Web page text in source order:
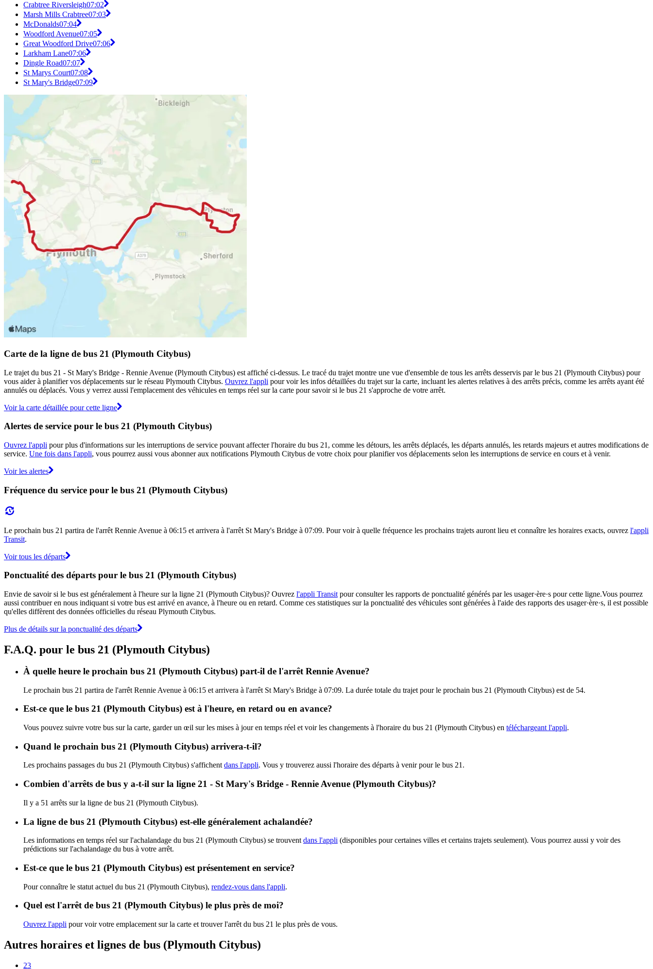
Crabtree Riversleigh07:02
Marsh Mills Crabtree07:03
McDonalds07:04
Woodford Avenue07:05
Great Woodford Drive07:06
Larkham Lane07:06
Dingle Road07:07
St Marys Court07:08
St Mary's Bridge07:09
Carte de la ligne de bus 21 (Plymouth Citybus)
Le trajet du bus 21 - St Mary's Bridge - Rennie Avenue (Plymouth Citybus) est affiché ci-dessus. Le tracé du trajet montre une vue d'ensemble de tous les arrêts desservis par le bus 21 (Plymouth Citybus) pour
vous aider à planifier vos déplacements sur le réseau Plymouth Citybus. Ouvrez l'appli pour voir les infos détaillées du trajet sur la carte, incluant les alertes relatives à des arrêts précis, comme les arrêts ayant été
annulés ou déplacés. Vous y verrez aussi l'emplacement des véhicules en temps réel sur la carte pour savoir si le bus 21 s'approche de votre arrêt.
Voir la carte détaillée pour cette ligne
Alertes de service pour le bus 21 (Plymouth Citybus)
Ouvrez l'appli pour plus d'informations sur les interruptions de service pouvant affecter l'horaire du bus 21, comme les détours, les arrêts déplacés, les départs annulés, les retards majeurs et autres modifications de
service. Une fois dans l'appli, vous pourrez aussi vous abonner aux notifications Plymouth Citybus de votre choix pour planifier vos déplacements selon les interruptions de service en cours et à venir.
Voir les alertes
Fréquence du service pour le bus 21 (Plymouth Citybus)
Le prochain bus 21 partira de l'arrêt Rennie Avenue à 06:15 et arrivera à l'arrêt St Mary's Bridge à 07:09. Pour voir à quelle fréquence les prochains trajets auront lieu et connaître les horaires exacts, ouvrez l'appli
Transit.
Voir tous les départs
Ponctualité des départs pour le bus 21 (Plymouth Citybus)
Envie de savoir si le bus est généralement à l'heure sur la ligne 21 (Plymouth Citybus)? Ouvrez l'appli Transit pour consulter les rapports de ponctualité générés par les usager·ère·s pour cette ligne.Vous pourrez
aussi contribuer en nous indiquant si votre bus est arrivé en avance, à l'heure ou en retard. Comme ces statistiques sur la ponctualité des véhicules sont générées à l'aide des rapports des usager·ère·s, il est possible
qu'elles diffèrent des données officielles du réseau Plymouth Citybus.
Plus de détails sur la ponctualité des départs
F.A.Q. pour le bus 21 (Plymouth Citybus)
À quelle heure le prochain bus 21 (Plymouth Citybus) part-il de l'arrêt Rennie Avenue?
Le prochain bus 21 partira de l'arrêt Rennie Avenue à 06:15 et arrivera à l'arrêt St Mary's Bridge à 07:09. La durée totale du trajet pour le prochain bus 21 (Plymouth Citybus) est de 54.
Est-ce que le bus 21 (Plymouth Citybus) est à l'heure, en retard ou en avance?
Vous pouvez suivre votre bus sur la carte, garder un œil sur les mises à jour en temps réel et voir les changements à l'horaire du bus 21 (Plymouth Citybus) en téléchargeant l'appli.
Quand le prochain bus 21 (Plymouth Citybus) arrivera-t-il?
Les prochains passages du bus 21 (Plymouth Citybus) s'affichent dans l'appli. Vous y trouverez aussi l'horaire des départs à venir pour le bus 21.
Combien d'arrêts de bus y a-t-il sur la ligne 21 - St Mary's Bridge - Rennie Avenue (Plymouth Citybus)?
Il y a 51 arrêts sur la ligne de bus 21 (Plymouth Citybus).
La ligne de bus 21 (Plymouth Citybus) est-elle généralement achalandée?
Les informations en temps réel sur l'achalandage du bus 21 (Plymouth Citybus) se trouvent dans l'appli (disponibles pour certaines villes et certains trajets seulement). Vous pourrez aussi y voir des
prédictions sur l'achalandage du bus à votre arrêt.
Est-ce que le bus 21 (Plymouth Citybus) est présentement en service?
Pour connaître le statut actuel du bus 21 (Plymouth Citybus), rendez-vous dans l'appli.
Quel est l'arrêt de bus 21 (Plymouth Citybus) le plus près de moi?
Ouvrez l'appli pour voir votre emplacement sur la carte et trouver l'arrêt du bus 21 le plus près de vous.
Autres horaires et lignes de bus (Plymouth Citybus)
23